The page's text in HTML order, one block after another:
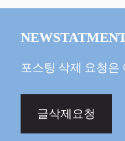
포스팅 삭제 요청은
글삭제요청